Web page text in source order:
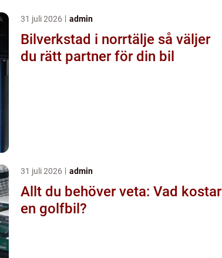
31 juli 2026 admin
Bilverkstad i norrtälje så väljer
du rätt partner för din bil
31 juli 2026 admin
Allt du behöver veta: Vad kostar
en golfbil?